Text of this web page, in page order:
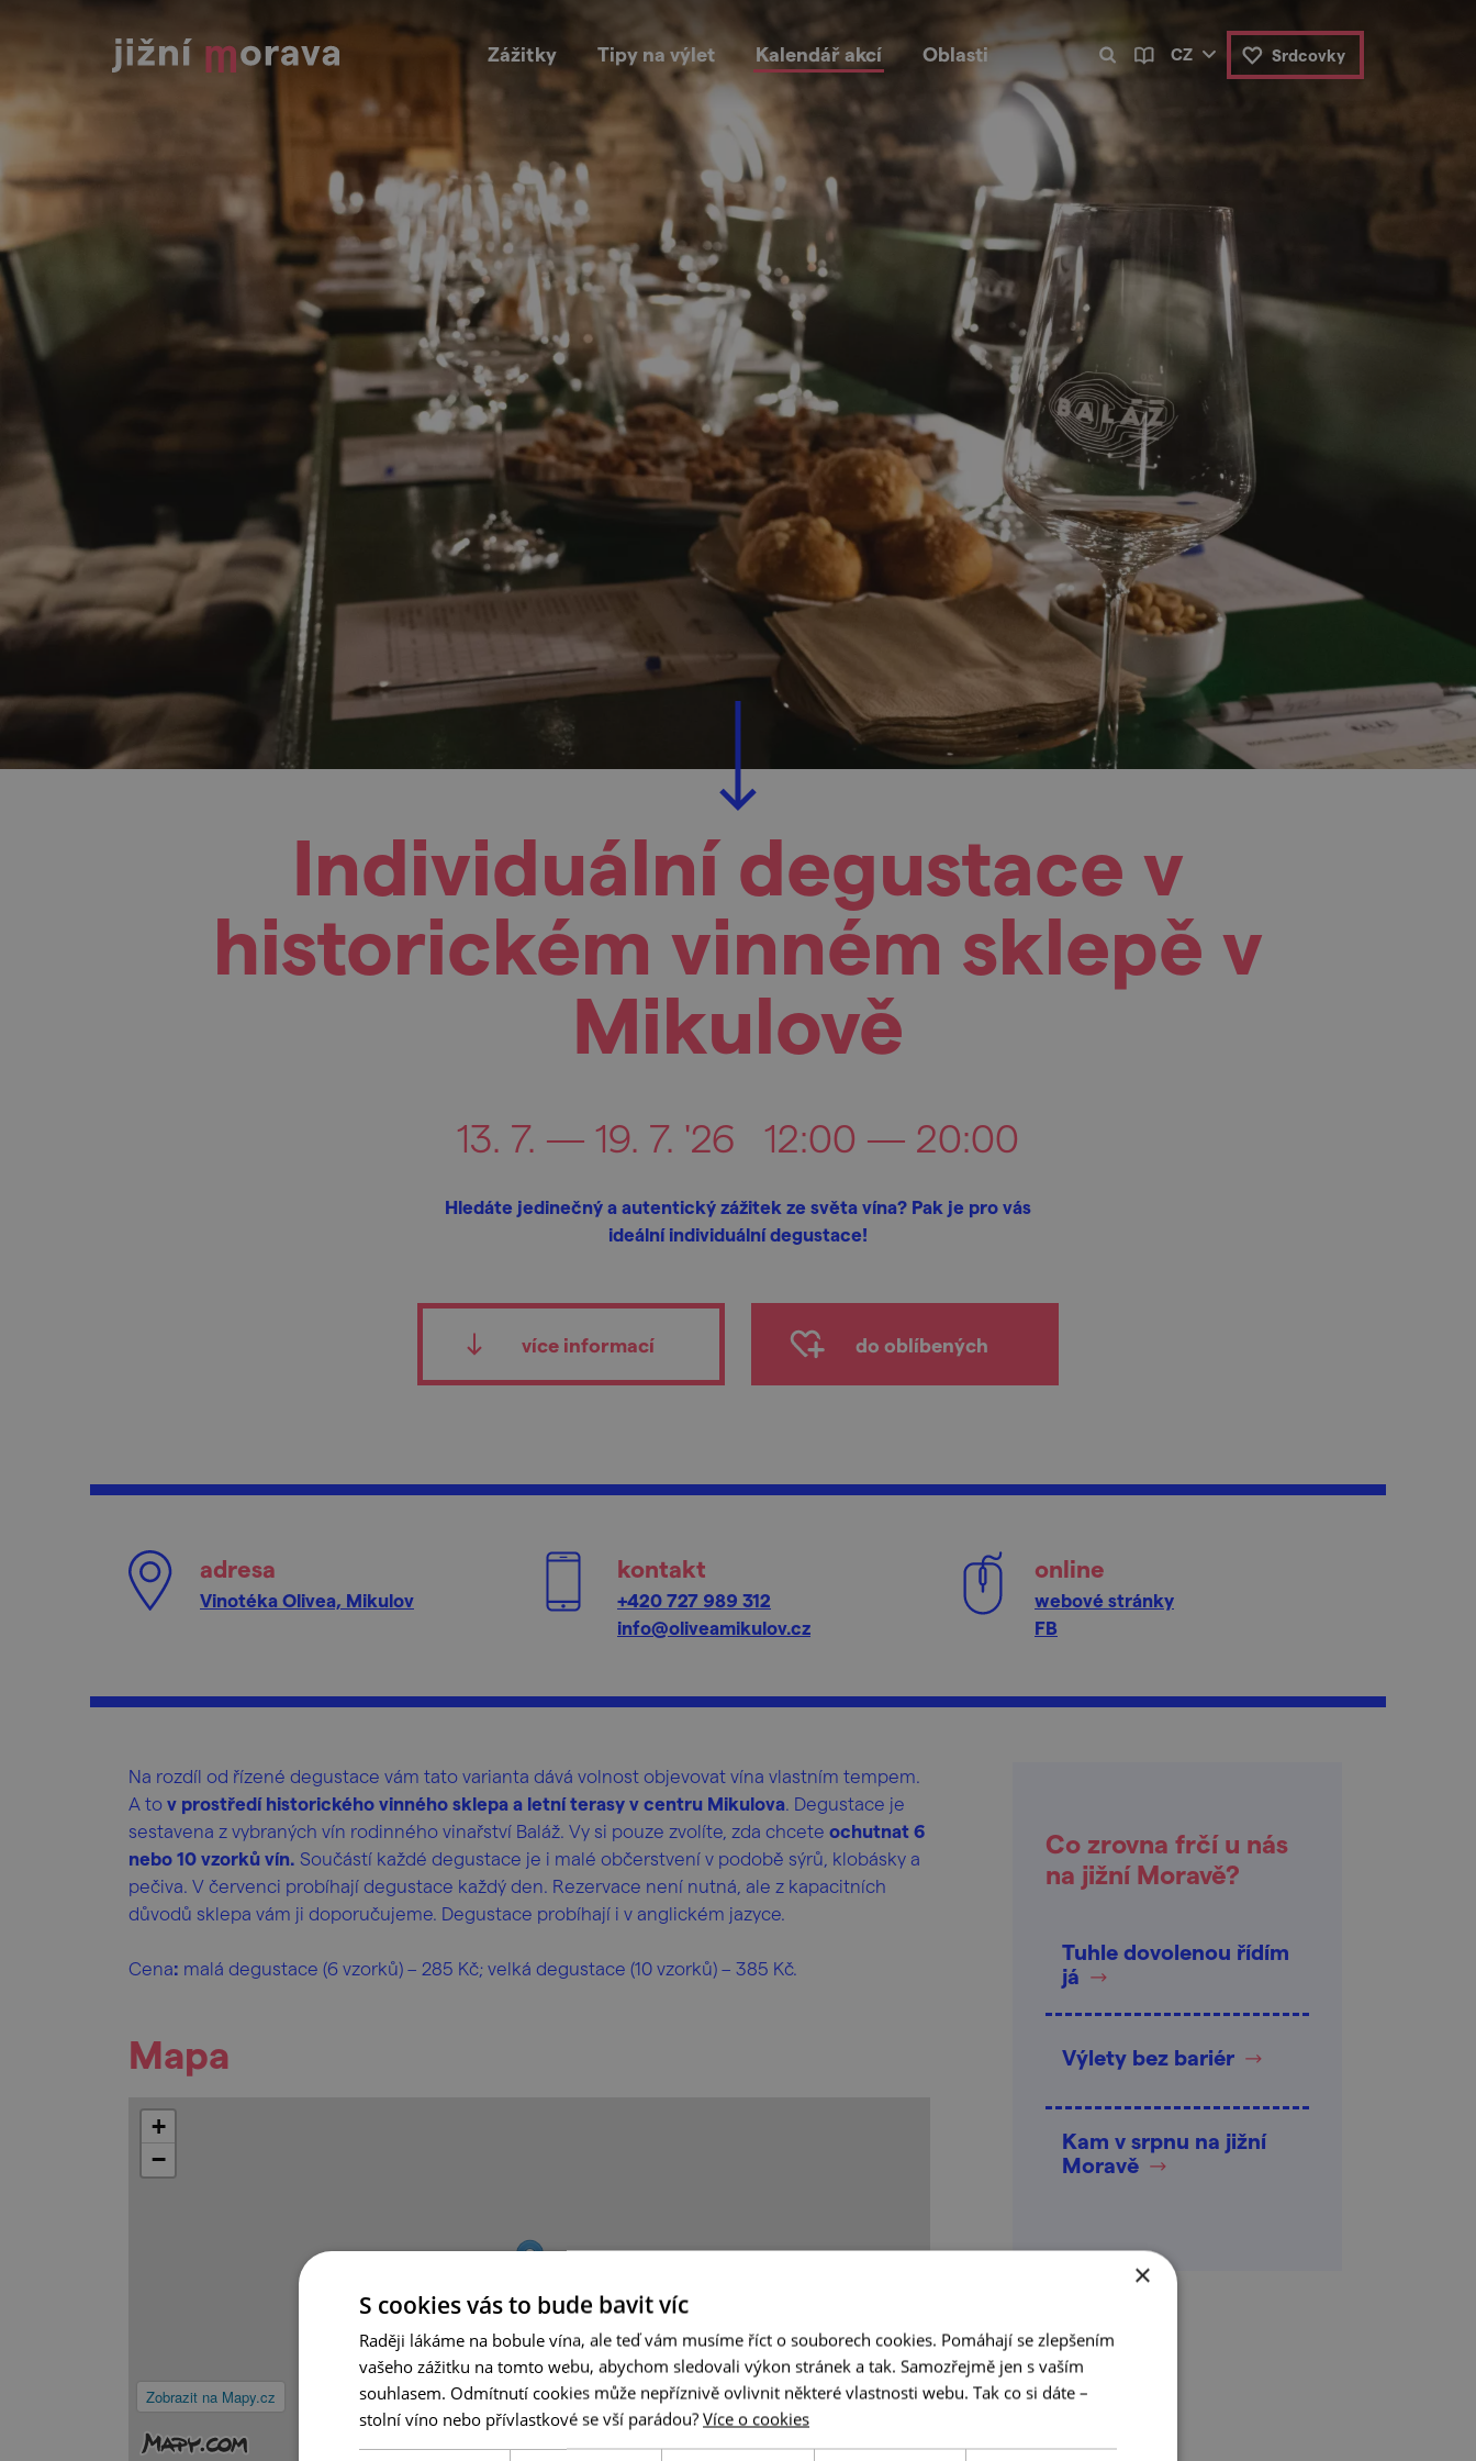
Zážitky Tipy na výlet Kalendář akcí Oblasti CZ Srdcovky
Individuální degustace v
historickém vinném sklepě v
Mikulově
13. 7. — 19. 7. '26 12:00 — 20:00
Hledáte jedinečný a autentický zážitek ze světa vína? Pak je pro vás
ideální individuální degustace!
více informací do oblíbených
adresa
Vinotéka Olivea, Mikulov
kontakt
+420 727 989 312
info@oliveamikulov.cz
online
webové stránky
FB
Na rozdíl od řízené degustace vám tato varianta dává volnost objevovat vína vlastním tempem.
A to v prostředí historického vinného sklepa a letní terasy v centru Mikulova. Degustace je
sestavena z vybraných vín rodinného vinařství Baláž. Vy si pouze zvolíte, zda chcete ochutnat 6
nebo 10 vzorků vín. Součástí každé degustace je i malé občerstvení v podobě sýrů, klobásky a
pečiva. V červenci probíhají degustace každý den. Rezervace není nutná, ale z kapacitních
důvodů sklepa vám ji doporučujeme. Degustace probíhají i v anglickém jazyce.
Cena: malá degustace (6 vzorků) – 285 Kč; velká degustace (10 vzorků) – 385 Kč.
Mapa
Zobrazit na Mapy.cz
+
−
Co zrovna frčí u nás
na jižní Moravě?
Tuhle dovolenou řídím
já
Výlety bez bariér
Kam v srpnu na jižní
Moravě
×
S cookies vás to bude bavit víc
Raději lákáme na bobule vína, ale teď vám musíme říct o souborech cookies. Pomáhají se zlepšením
vašeho zážitku na tomto webu, abychom sledovali výkon stránek a tak. Samozřejmě jen s vaším
souhlasem. Odmítnutí cookies může nepříznivě ovlivnit některé vlastnosti webu. Tak co si dáte –
stolní víno nebo přívlastkové se vší parádou? Více o cookies